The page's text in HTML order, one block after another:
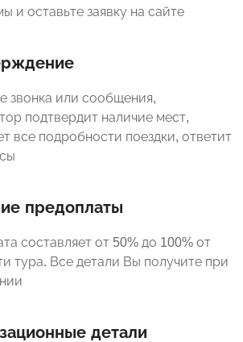
и оставьте заявку на сайте
звонка или сообщения,
подтвердит наличие мест,
все подробности поездки, ответит
предоплаты
составляет от 50% до 100% от
тура. Все детали Вы получите при
детали